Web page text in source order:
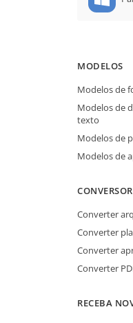
MODELOS
Modelos de
Modelos de
texto
Modelos de
Modelos de
Converter
Converter
Converter
Converter
RECEBA